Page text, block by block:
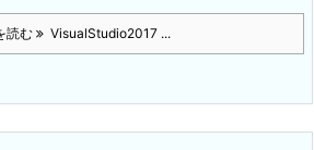
読む VisualStudio2017 ...